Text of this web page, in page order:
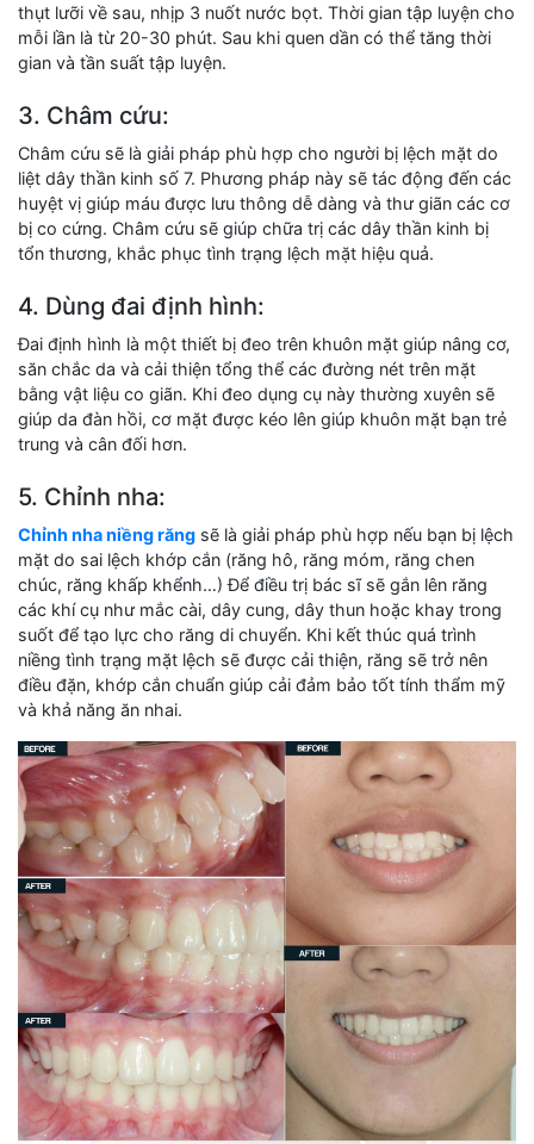
thụt lưỡi về sau, nhịp 3 nuốt nước bọt. Thời gian tập luyện cho
mỗi lần là từ 20-30 phút. Sau khi quen dần có thể tăng thời
gian và tần suất tập luyện.
3. Châm cứu:
Châm cứu sẽ là giải pháp phù hợp cho người bị lệch mặt do
liệt dây thần kinh số 7. Phương pháp này sẽ tác động đến các
huyệt vị giúp máu được lưu thông dễ dàng và thư giãn các cơ
bị co cứng. Châm cứu sẽ giúp chữa trị các dây thần kinh bị
tổn thương, khắc phục tình trạng lệch mặt hiệu quả.
4. Dùng đai định hình:
Đai định hình là một thiết bị đeo trên khuôn mặt giúp nâng cơ,
săn chắc da và cải thiện tổng thể các đường nét trên mặt
bằng vật liệu co giãn. Khi đeo dụng cụ này thường xuyên sẽ
giúp da đàn hồi, cơ mặt được kéo lên giúp khuôn mặt bạn trẻ
trung và cân đối hơn.
5. Chỉnh nha:
Chỉnh nha niềng răng sẽ là giải pháp phù hợp nếu bạn bị lệch
mặt do sai lệch khớp cắn (răng hô, răng móm, răng chen
chúc, răng khấp khểnh…) Để điều trị bác sĩ sẽ gắn lên răng
các khí cụ như mắc cài, dây cung, dây thun hoặc khay trong
suốt để tạo lực cho răng di chuyển. Khi kết thúc quá trình
niềng tình trạng mặt lệch sẽ được cải thiện, răng sẽ trở nên
điều đặn, khớp cắn chuẩn giúp cải đảm bảo tốt tính thẩm mỹ
và khả năng ăn nhai.